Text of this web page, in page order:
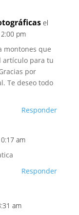
el
pm
montones que
artículo para tu
por
Te deseo todo
Responder
am
Responder
am